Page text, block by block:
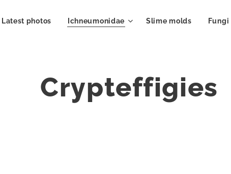
Latest photos Ichneumonidae Slime molds Fungi
Crypteffigies